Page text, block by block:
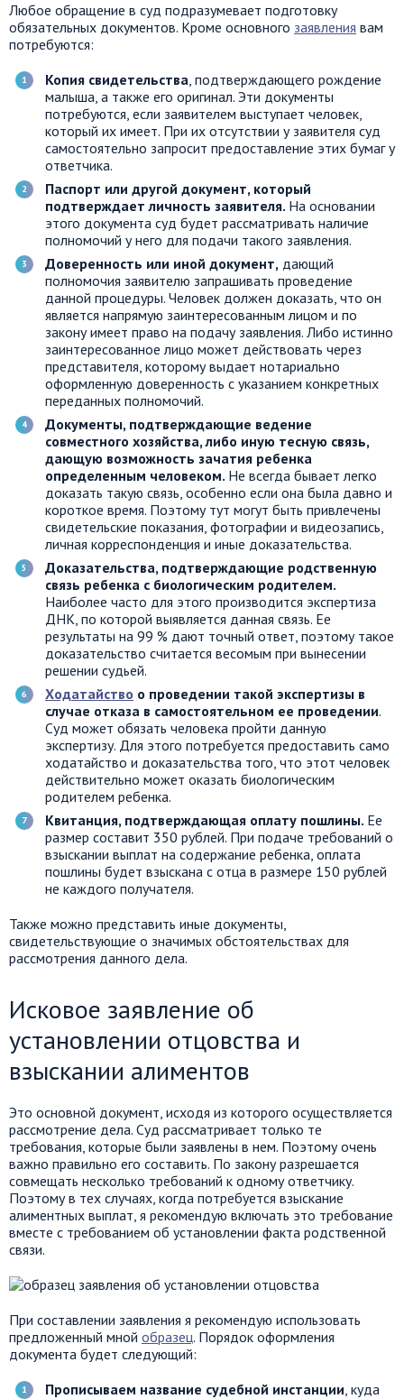
Любое обращение в суд подразумевает подготовку
обязательных документов. Кроме основного заявления вам
потребуются:
Копия свидетельства, подтверждающего рождение
малыша, а также его оригинал. Эти документы
потребуются, если заявителем выступает человек,
который их имеет. При их отсутствии у заявителя суд
самостоятельно запросит предоставление этих бумаг у
ответчика.
Паспорт или другой документ, который
подтверждает личность заявителя. На основании
этого документа суд будет рассматривать наличие
полномочий у него для подачи такого заявления.
Доверенность или иной документ, дающий
полномочия заявителю запрашивать проведение
данной процедуры. Человек должен доказать, что он
является напрямую заинтересованным лицом и по
закону имеет право на подачу заявления. Либо истинно
заинтересованное лицо может действовать через
представителя, которому выдает нотариально
оформленную доверенность с указанием конкретных
переданных полномочий.
Документы, подтверждающие ведение
совместного хозяйства, либо иную тесную связь,
дающую возможность зачатия ребенка
определенным человеком. Не всегда бывает легко
доказать такую связь, особенно если она была давно и
короткое время. Поэтому тут могут быть привлечены
свидетельские показания, фотографии и видеозапись,
личная корреспонденция и иные доказательства.
Доказательства, подтверждающие родственную
связь ребенка с биологическим родителем.
Наиболее часто для этого производится экспертиза
ДНК, по которой выявляется данная связь. Ее
результаты на 99 % дают точный ответ, поэтому такое
доказательство считается весомым при вынесении
решении судьей.
Ходатайство о проведении такой экспертизы в
случае отказа в самостоятельном ее проведении.
Суд может обязать человека пройти данную
экспертизу. Для этого потребуется предоставить само
ходатайство и доказательства того, что этот человек
действительно может оказать биологическим
родителем ребенка.
Квитанция, подтверждающая оплату пошлины. Ее
размер составит 350 рублей. При подаче требований о
взыскании выплат на содержание ребенка, оплата
пошлины будет взыскана с отца в размере 150 рублей
не каждого получателя.
Также можно представить иные документы,
свидетельствующие о значимых обстоятельствах для
рассмотрения данного дела.
Исковое заявление об
установлении отцовства и
взыскании алиментов
Это основной документ, исходя из которого осуществляется
рассмотрение дела. Суд рассматривает только те
требования, которые были заявлены в нем. Поэтому очень
важно правильно его составить. По закону разрешается
совмещать несколько требований к одному ответчику.
Поэтому в тех случаях, когда потребуется взыскание
алиментных выплат, я рекомендую включать это требование
вместе с требованием об установлении факта родственной
связи.
При составлении заявления я рекомендую использовать
предложенный мной образец. Порядок оформления
документа будет следующий:
Прописываем название судебной инстанции, куда